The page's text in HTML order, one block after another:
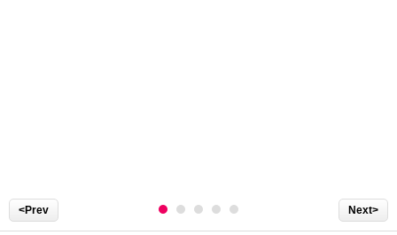
<Prev Next>